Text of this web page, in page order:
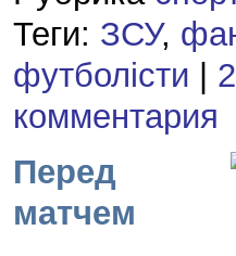
Теги: ЗСУ,
футболісти | 2
комментария
Перед
матчем